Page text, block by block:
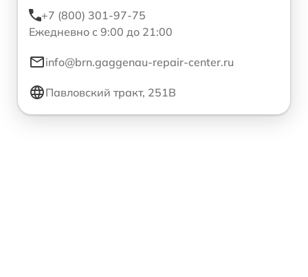
+7 (800) 301-97-75
Ежедневно с 9:00 до 21:00
info@brn.gaggenau-repair-center.ru
Павловский тракт, 251В